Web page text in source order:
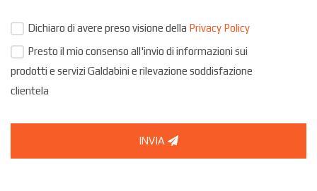
Dichiaro di avere preso visione della Privacy Policy
Presto il mio consenso all'invio di informazioni sui
prodotti e servizi Galdabini e rilevazione soddisfazione
clientela
INVIA